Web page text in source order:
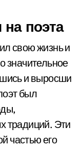
поэта
свою жизнь и
значительное
и выросши
был
традиций. Эти
частью его